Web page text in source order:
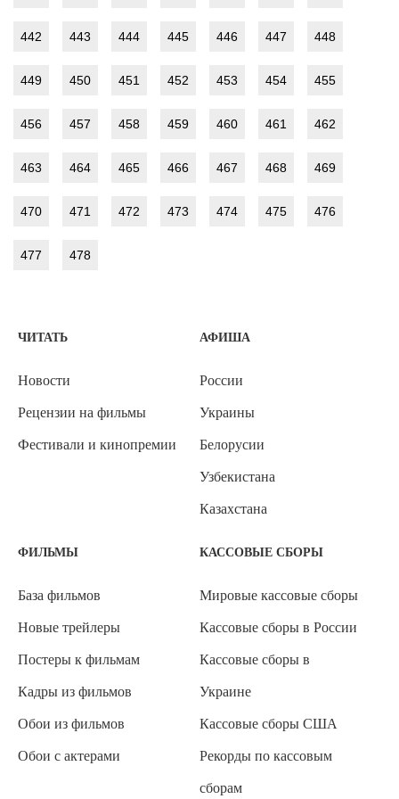
442 443 444 445 446 447 448
449 450 451 452 453 454 455
456 457 458 459 460 461 462
463 464 465 466 467 468 469
470 471 472 473 474 475 476
477 478
ЧИТАТЬ
Новости
Рецензии на фильмы
Фестивали и кинопремии
АФИША
России
Украины
Белорусии
Узбекистана
Казахстана
ФИЛЬМЫ
База фильмов
Новые трейлеры
Постеры к фильмам
Кадры из фильмов
Обои из фильмов
Обои с актерами
КАССОВЫЕ СБОРЫ
Мировые кассовые сборы
Кассовые сборы в России
Кассовые сборы в
Украине
Кассовые сборы США
Рекорды по кассовым
сборам